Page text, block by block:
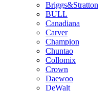
Briggs&Stratton
BULL
Canadiana
Carver
Champion
Chuntao
Collomix
Crown
Daewoo
DeWalt